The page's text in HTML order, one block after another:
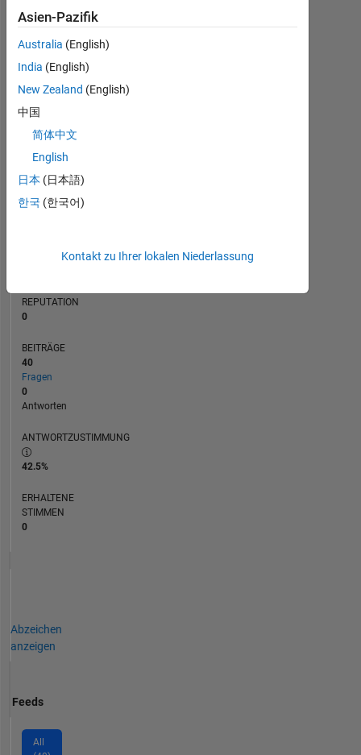
BEITRÄGE 10
0
4
6
8
10
REPUTATION
0
BEITRÄGE
40
Fragen
0
Antworten
ANTWORTZUSTIMMUNG
42.5%
ERHALTENE
STIMMEN
0
Abzeichen
anzeigen
Feeds
All
Asien-Pazifik
Australia (English)
India (English)
New Zealand (English)
中国
简体中文
English
日本 (日本語)
한국 (한국어)
Kontakt zu Ihrer lokalen Niederlassung